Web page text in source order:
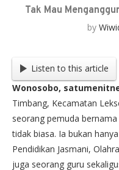
Tak Mau
by
Listen to this article
Wonosobo,
Timbang, Kecamatan
seorang pemuda
tidak biasa. Ia bukan
Pendidikan Jasmani,
juga seorang guru